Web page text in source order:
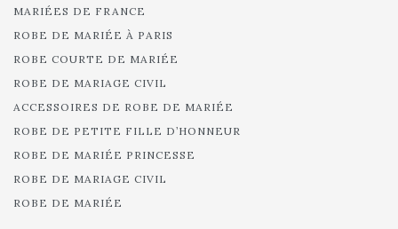
MARIÉES DE FRANCE
ROBE DE MARIÉE À PARIS
ROBE COURTE DE MARIÉE
ROBE DE MARIAGE CIVIL
ACCESSOIRES DE ROBE DE MARIÉE
ROBE DE PETITE FILLE D’HONNEUR
ROBE DE MARIÉE PRINCESSE
ROBE DE MARIAGE CIVIL
ROBE DE MARIÉE